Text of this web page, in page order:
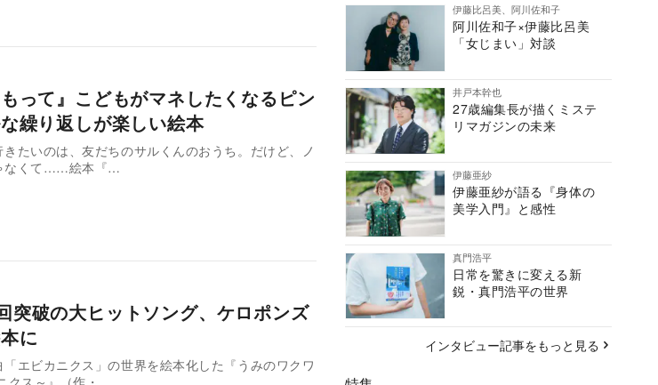
って』こどもがマネしたくなるピン
繰り返しが楽しい絵本
たいのは、友だちのサルくんのおうち。だけど、ノ
なくて……絵本『…
突破の大ヒットソング、ケロポンズ
に
エビカニクス」の世界を絵本化した『うみのワクワ
伊藤比呂美、阿川佐和子
阿川佐和子×伊藤比呂美
「女じまい」対談
井戸本幹也
27歳編集長が描くミステ
リマガジンの未来
伊藤亜紗
伊藤亜紗が語る『身体の
美学入門』と感性
真門浩平
日常を驚きに変える新
鋭・真門浩平の世界
インタビュー記事をもっと見る